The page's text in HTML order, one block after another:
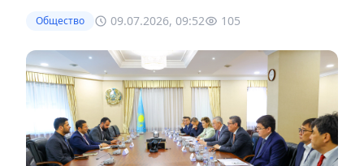
Общество 09.07.2026, 09:52 105